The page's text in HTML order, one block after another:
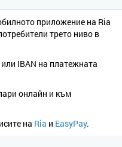
приложение на Ria
трето ниво в
IBAN на платежната
онлайн и към
на Ria и EasyPay.